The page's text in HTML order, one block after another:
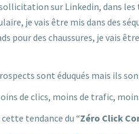
sur Linkedin, dans
je vais être mis dans des
pour des chaussures, je vais
sont éduqués mais ils
de clics, moins de trafic,
cette tendance du “Zéro Click